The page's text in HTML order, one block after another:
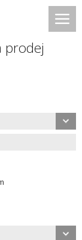
prodej